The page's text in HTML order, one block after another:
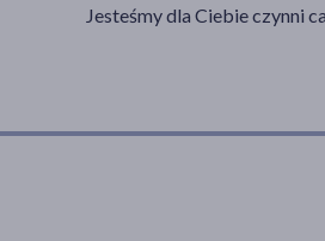
Jesteśmy dla Ciebie czynni